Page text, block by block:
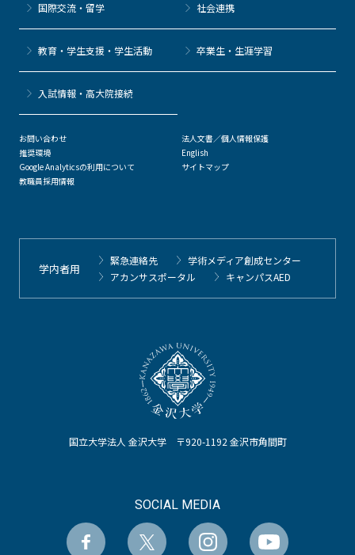
国立大学法人 金沢大学 〒920-1192 金沢市角間町
SOCIAL MEDIA
国際交流・留学 社会連携
教育・学生支援・学生活動 卒業生・生涯学習
⼊試情報・高大院接続
お問い合わせ
推奨環境
Google Analyticsの利用について
教職員採用情報
法人文書／個人情報保護
English
サイトマップ
学内者用
緊急連絡先
学術メディア創成センター
アカンサスポータル
キャンパスAED